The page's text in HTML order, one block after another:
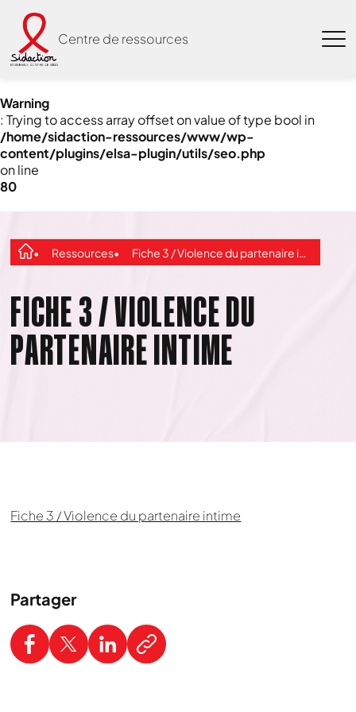
Warning
: Trying to access array offset on value of type bool in
/home/sidaction-ressources/www/wp-
content/plugins/elsa-plugin/utils/seo.php
on line
80
Centre de ressources
Ressources Fiche 3 / Violence du partenaire intime
FICHE 3 / VIOLENCE DU
PARTENAIRE INTIME
Fiche 3 / Violence du partenaire intime
Partager